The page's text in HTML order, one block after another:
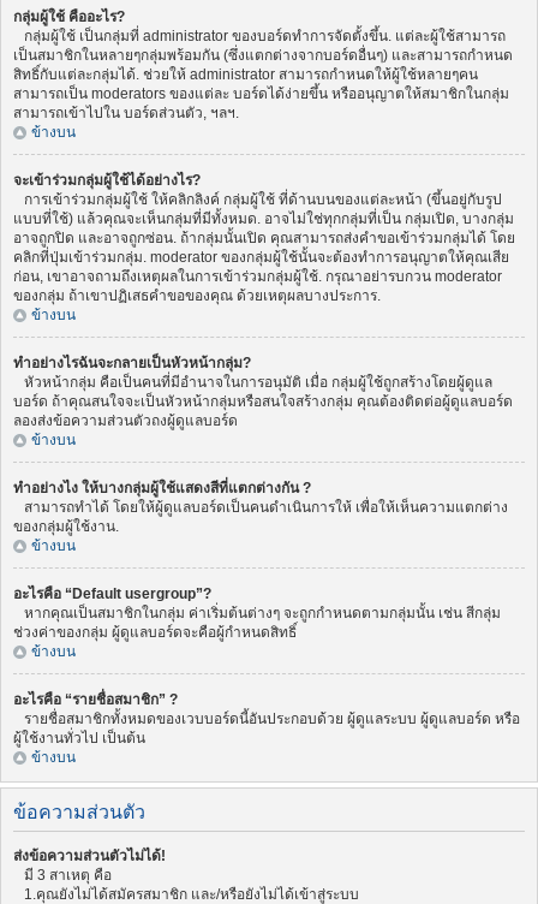
กลุ่มผู้ใช้ คืออะไร?
กลุ่มผู้ใช้ เป็นกลุ่มที่ administrator ของบอร์ดทำการจัดตั้งขึ้น. แต่ละผู้ใช้สามารถ
เป็นสมาชิกในหลายๆกลุ่มพร้อมกัน (ซึ่งแตกต่างจากบอร์ดอื่นๆ) และสามารถกำหนด
สิทธิ์กับแต่ละกลุ่มได้. ช่วยให้ administrator สามารถกำหนดให้ผู้ใช้หลายๆคน
สามารถเป็น moderators ของแต่ละ บอร์ดได้ง่ายขึ้น หรืออนุญาตให้สมาชิกในกลุ่ม
สามารถเข้าไปใน บอร์ดส่วนตัว, ฯลฯ.
ข้างบน
จะเข้าร่วมกลุ่มผู้ใช้ได้อย่างไร?
การเข้าร่วมกลุ่มผู้ใช้ ให้คลิกลิงค์ กลุ่มผู้ใช้ ที่ด้านบนของแต่ละหน้า (ขึ้นอยู่กับรูป
แบบที่ใช้) แล้วคุณจะเห็นกลุ่มที่มีทั้งหมด. อาจไม่ใช่ทุกกลุ่มที่เป็น กลุ่มเปิด, บางกลุ่ม
อาจถูกปิด และอาจถูกซ่อน. ถ้ากลุ่มนั้นเปิด คุณสามารถส่งคำขอเข้าร่วมกลุ่มได้ โดย
คลิกที่ปุ่มเข้าร่วมกลุ่ม. moderator ของกลุ่มผู้ใช้นั้นจะต้องทำการอนุญาตให้คุณเสีย
ก่อน, เขาอาจถามถึงเหตุผลในการเข้าร่วมกลุ่มผู้ใช้. กรุณาอย่ารบกวน moderator
ของกลุ่ม ถ้าเขาปฏิเสธคำขอของคุณ ด้วยเหตุผลบางประการ.
ข้างบน
ทำอย่างไรฉันจะกลายเป็นหัวหน้ากลุ่ม?
หัวหน้ากลุ่ม คือเป็นคนที่มีอำนาจในการอนุมัติ เมื่อ กลุ่มผู้ใช้ถูกสร้างโดยผู้ดูแล
บอร์ด ถ้าคุณสนใจจะเป็นหัวหน้ากลุ่มหรือสนใจสร้างกลุ่ม คุณต้องติดต่อผู้ดูแลบอร์ด
ลองส่งข้อความส่วนตัวถงผู้ดูแลบอร์ด
ข้างบน
ทำอย่างไง ให้บางกลุ่มผู้ใช้แสดงสีที่แตกต่างกัน ?
สามารถทำได้ โดยให้ผู้ดูแลบอร์ดเป็นคนดำเนินการให้ เพื่อให้เห็นความแตกต่าง
ของกลุ่มผู้ใช้งาน.
ข้างบน
อะไรคือ “Default usergroup”?
หากคุณเป็นสมาชิกในกลุ่ม ค่าเริ่มต้นต่างๆ จะถูกกำหนดตามกลุ่มนั้น เช่น สีกลุ่ม
ช่วงค่าของกลุ่ม ผู้ดูแลบอร์ดจะคือผู้กำหนดสิทธิ์
ข้างบน
อะไรคือ “รายชื่อสมาชิก” ?
รายชื่อสมาชิกทั้งหมดของเวบบอร์ดนี้อันประกอบด้วย ผู้ดูแลระบบ ผู้ดูแลบอร์ด หรือ
ผู้ใช้งานทั่วไป เป็นต้น
ข้างบน
ข้อความส่วนตัว
ส่งข้อความส่วนตัวไม่ได้!
มี 3 สาเหตุ คือ
1.คุณยังไม่ได้สมัครสมาชิก และ/หรือยังไม่ได้เข้าสู่ระบบ